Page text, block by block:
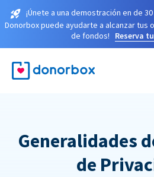
¡Únete a una demostración en de
Donorbox puede ayudarte a alcanzar tus
de fondos!
Reserva
Generalidades
de